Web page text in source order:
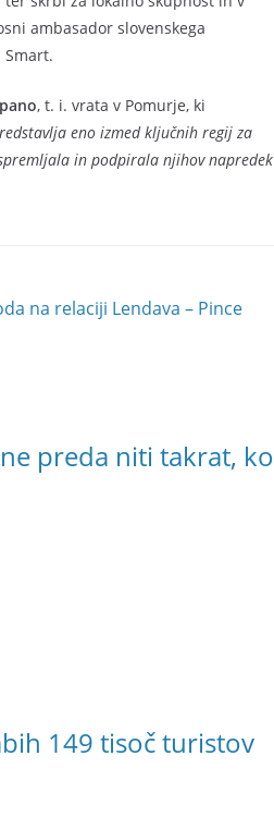
ambasador slovenskega
Smart.
, t. i. vrata v Pomurje, ki
eno izmed ključnih regij za
in podpirala njihov napredek
na relaciji Lendava – Pince
preda niti takrat, ko
149 tisoč turistov